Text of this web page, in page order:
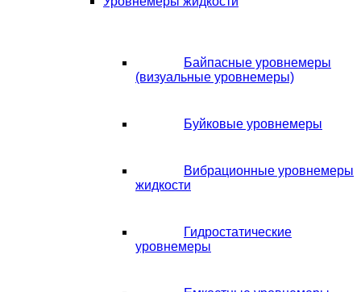
Байпасные уровнемеры
(визуальные уровнемеры)
Буйковые уровнемеры
Вибрационные уровнемеры
жидкости
Гидростатические
уровнемеры